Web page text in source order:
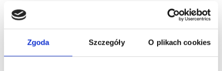
Zgoda Szczegóły O plikach cookies
Obecnie brak na stanie